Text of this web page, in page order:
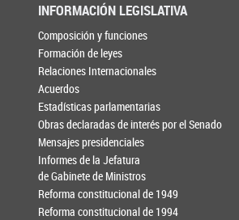
INFORMACIÓN LEGISLATIVA
Composición y funciones
Formación de leyes
Relaciones Internacionales
Acuerdos
Estadísticas parlamentarias
Obras declaradas de interés por el Senado
Mensajes presidenciales
Informes de la Jefatura
de Gabinete de Ministros
Reforma constitucional de 1949
Reforma constitucional de 1994